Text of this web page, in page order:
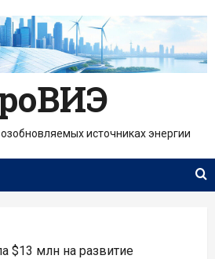
источниках энергии
$13 млн на развитие